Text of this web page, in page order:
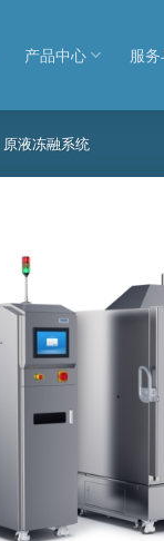
产品中心 服
原液冻融系统